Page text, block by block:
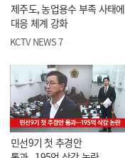
제주도, 농업용수 부족 사태에
대응 체계 강화
KCTV NEWS 7
민선9기 첫 추경안